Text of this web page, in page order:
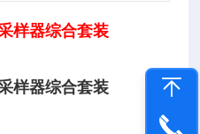
样器综合套装
样器综合套装